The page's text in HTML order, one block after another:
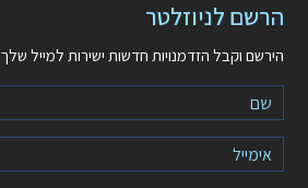
הרשם לניוזלטר
הירשם וקבל הזדמנויות חדשות ישירות למייל שלך